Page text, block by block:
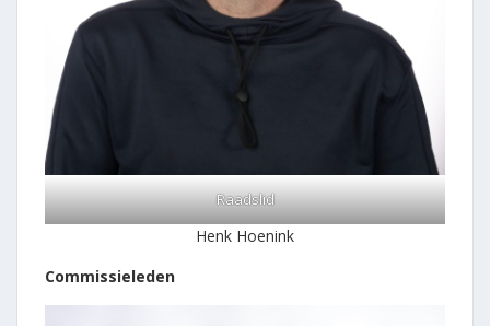
Raadslid
Henk Hoenink
Commissieleden